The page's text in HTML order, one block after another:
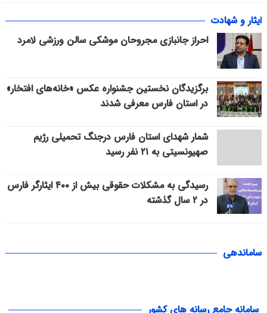
ایثار و شهادت
احراز جانبازی مجروحان موشکی سالن ورزشی لامرد
برگزیدگان نخستین جشنواره عکس «خانه‌های افتخار»
در استان فارس معرفی شدند
شمار شهدای استان فارس درجنگ تحمیلی رژیم
صهیونسیتی به ۲۱ نفر رسید
رسیدگی به مشکلات حقوقی بیش از ۴۰۰ ایثارگر فارس
در ۲ سال گذشته
ساماندهی
سامانه جامع رسانه های کشور